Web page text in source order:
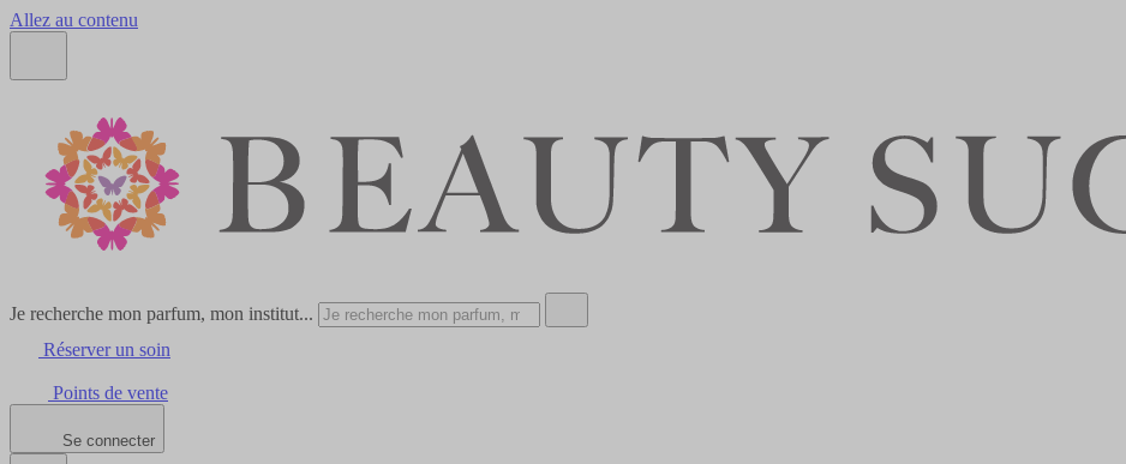
Allez au contenu
Je recherche mon parfum, mon institut...
Réserver un soin
Points de vente
Se connecter